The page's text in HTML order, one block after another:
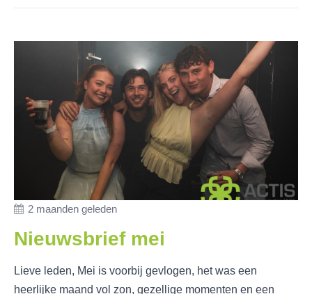
2 maanden geleden
Nieuwsbrief mei
Lieve leden, Mei is voorbij gevlogen, het was een
heerlijke maand vol zon, gezellige momenten en een